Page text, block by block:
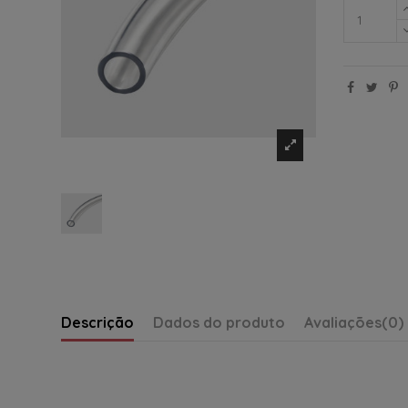
Descrição Dados do produto Avaliações(0)